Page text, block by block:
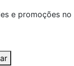
e promoções no